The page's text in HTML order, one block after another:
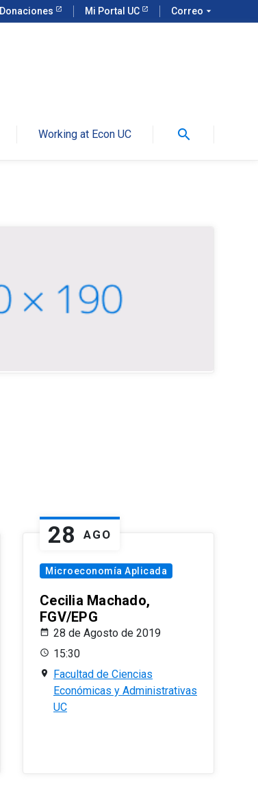
Donaciones Mi Portal UC Correo arrow_drop_down
Working at Econ UC search
28 AGO
Microeconomía Aplicada
Cecilia Machado,
FGV/EPG
28 de Agosto de 2019
15:30
Facultad de Ciencias
Económicas y Administrativas
UC